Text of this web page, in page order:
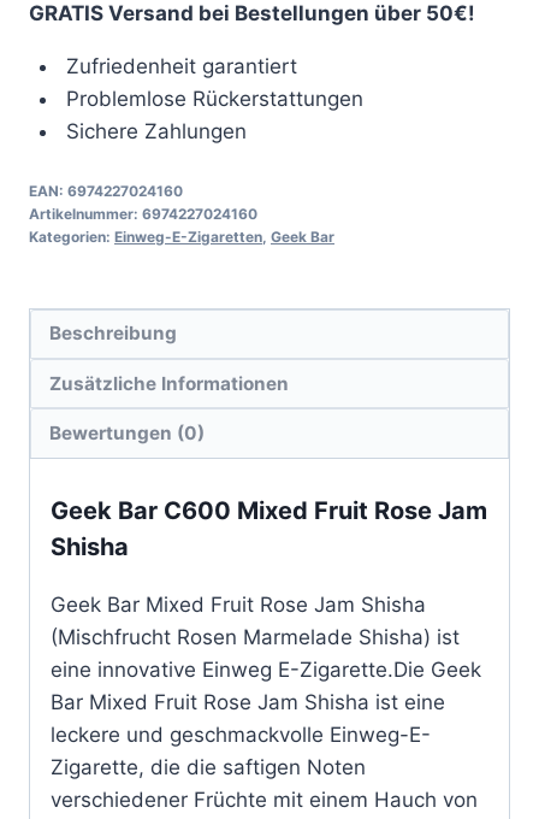
GRATIS Versand bei Bestellungen über 50€!
Zufriedenheit garantiert
Problemlose Rückerstattungen
Sichere Zahlungen
EAN: 6974227024160
Artikelnummer: 6974227024160
Kategorien: Einweg-E-Zigaretten Geek Bar
Beschreibung
Zusätzliche Informationen
Bewertungen (0)
Geek Bar C600 Mixed Fruit Rose Jam
Shisha
Geek Bar Mixed Fruit Rose Jam Shisha
(Mischfrucht Rosen Marmelade Shisha) ist
eine innovative Einweg E-Zigarette.Die Geek
Bar Mixed Fruit Rose Jam Shisha ist eine
leckere und geschmackvolle Einweg-E-
Zigarette, die die saftigen Noten
verschiedener Früchte mit einem Hauch von